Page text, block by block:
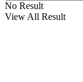
No Result
View All Result